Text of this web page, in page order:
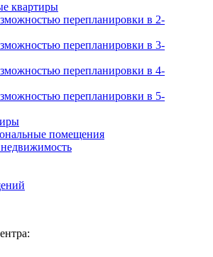
квартиры
перепланировки в 2-
перепланировки в 3-
перепланировки в 4-
перепланировки в 5-
помещения